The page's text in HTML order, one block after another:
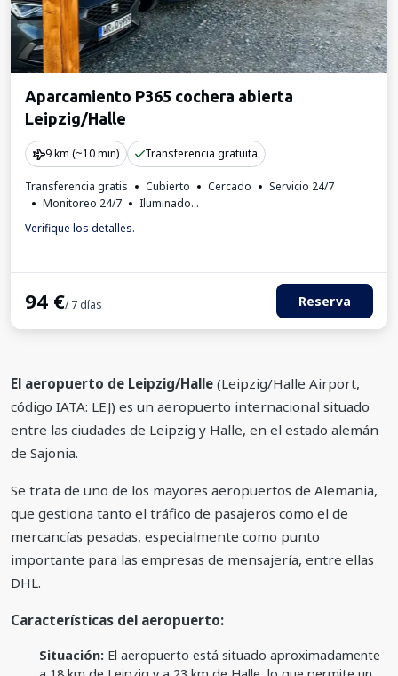
Aparcamiento P365 cochera abierta
Leipzig/Halle
9 km (~10 min) Transferencia gratuita
Transferencia gratis Cubierto Cercado
Servicio 24/7
Monitoreo 24/7
Iluminado
Estación de carga para coches eléctricos
Invoice from the car park
Verifique los detalles.
94 €/ 7 días Reserva
El aeropuerto de Leipzig/Halle (Leipzig/Halle Airport,
código IATA: LEJ) es un aeropuerto internacional situado
entre las ciudades de Leipzig y Halle, en el estado alemán
de Sajonia.
Se trata de uno de los mayores aeropuertos de Alemania,
que gestiona tanto el tráfico de pasajeros como el de
mercancías pesadas, especialmente como punto
importante para las empresas de mensajería, entre ellas
DHL.
Características del aeropuerto:
Situación: El aeropuerto está situado aproximadamente